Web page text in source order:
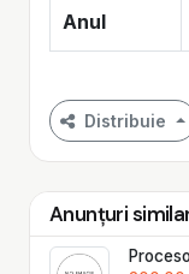
Anul
Distribuie
Anunțuri